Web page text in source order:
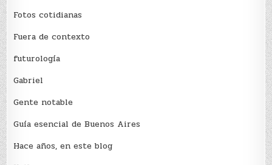
Fotos cotidianas
Fuera de contexto
futurología
Gabriel
Gente notable
Guía esencial de Buenos Aires
Hace años, en este blog